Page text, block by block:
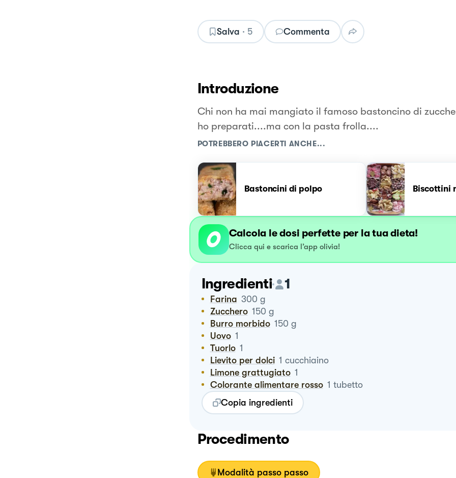
Salva · 5 Commenta
Introduzione
Chi non ha mai mangiato il famoso bastoncino di
ho preparati....ma con la pasta frolla....
POTREBBERO PIACERTI ANCHE...
Bastoncini di polpo Biscottini
Calcola le dosi perfette per la tua dieta!
Clicca qui e scarica l’app olivia!
Ingredienti 1
Farina 300 g
Zucchero 150 g
Burro morbido 150 g
Uovo 1
Tuorlo 1
Lievito per dolci 1 cucchiaino
Limone grattugiato 1
Colorante alimentare rosso 1 tubetto
Copia ingredienti
Procedimento
Modalità passo passo